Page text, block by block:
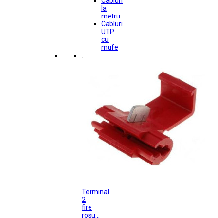
la
metru
Cabluri
UTP
cu
mufe
.
Terminal
2
fire
rosu...